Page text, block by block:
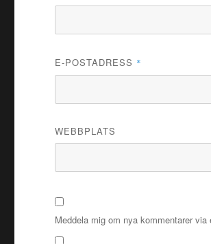
E-POSTADRESS *
WEBBPLATS
Meddela mig om nya kommentarer via